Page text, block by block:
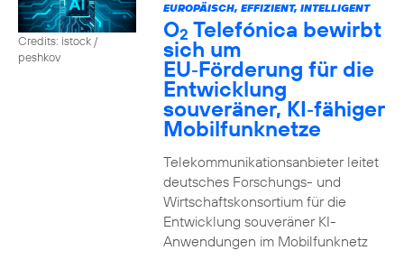
Credits: istock /
peshkov
EUROPÄISCH, EFFIZIENT, INTELLIGENT
O2 Telefónica bewirbt
sich um
EU‑Förderung für die
Entwicklung
souveräner, KI‑fähiger
Mobilfunknetze
Telekommunikationsanbieter leitet
deutsches Forschungs- und
Wirtschaftskonsortium für die
Entwicklung souveräner KI-
Anwendungen im Mobilfunknetz